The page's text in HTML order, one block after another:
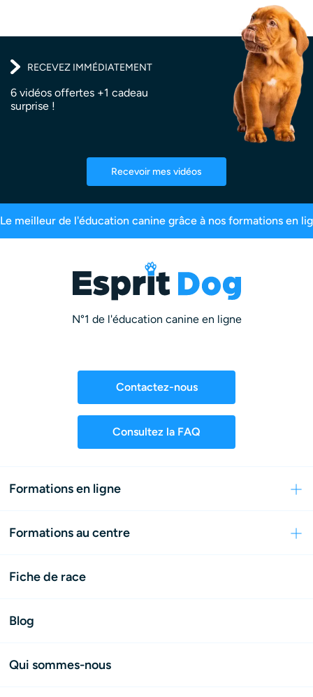
RECEVEZ IMMÉDIATEMENT
6 vidéos offertes +1 cadeau
surprise !
Recevoir mes vidéos
99,6% de satisfaction 2,5 millions
N°1 de l'éducation canine en ligne
Contactez-nous
Consultez la FAQ
Formations en ligne
Formations au centre
Fiche de race
Blog
Qui sommes-nous